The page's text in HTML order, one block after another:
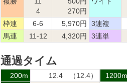
4
270円
枠連
6-6 5,970円 3連複
馬連
11-12 4,320円 3連単
通過タイム
200m 12.4
（12.4）
1200m